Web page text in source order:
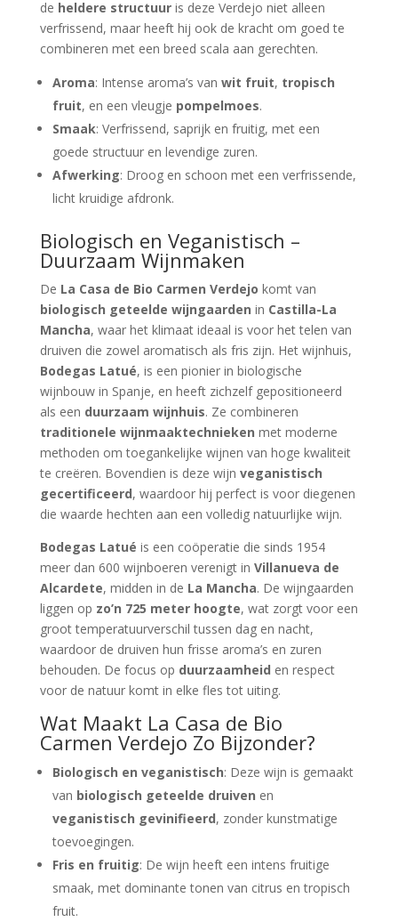
de heldere structuuris deze Verdejo niet alleen
verfrissend, maar heeft hij ook de kracht om goed te
combineren met een breed scala aan gerechten.
Aroma: Intense aroma’s van wit fruit, tropisch
fruit, en een vleugje pompelmoes.
Smaak: Verfrissend, saprijk en fruitig, met een
goede structuur en levendige zuren.
Afwerking: Droog en schoon met een verfrissende,
licht kruidige afdronk.
Biologisch en Veganistisch –
Duurzaam Wijnmaken
De La Casa de Bio Carmen Verdejo komt van
biologisch geteelde wijngaarden in Castilla-La
Mancha, waar het klimaat ideaal is voor het telen van
druiven die zowel aromatisch als fris zijn. Het wijnhuis,
Bodegas Latué, is een pionier in biologische
wijnbouw in Spanje, en heeft zichzelf gepositioneerd
als een duurzaam wijnhuis. Ze combineren
traditionele wijnmaaktechnieken met moderne
methoden om toegankelijke wijnen van hoge kwaliteit
te creëren. Bovendien is deze wijn veganistisch
gecertificeerd, waardoor hij perfect is voor diegenen
die waarde hechten aan een volledig natuurlijke wijn.
Bodegas Latué is een coöperatie die sinds 1954
meer dan 600 wijnboeren verenigt in Villanueva de
Alcardete, midden in de La Mancha. De wijngaarden
liggen op zo’n 725 meter hoogte, wat zorgt voor een
groot temperatuurverschil tussen dag en nacht,
waardoor de druiven hun frisse aroma’s en zuren
behouden. De focus op duurzaamheid en respect
voor de natuur komt in elke fles tot uiting.
Wat Maakt La Casa de Bio
Carmen Verdejo Zo Bijzonder?
Biologisch en veganistisch: Deze wijn is gemaakt
van biologisch geteelde druiven en
veganistisch gevinifieerd, zonder kunstmatige
toevoegingen.
Fris en fruitig: De wijn heeft een intens fruitige
smaak, met dominante tonen van citrus en tropisch
fruit.